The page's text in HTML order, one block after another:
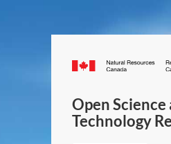
Open Science
Technology